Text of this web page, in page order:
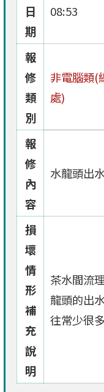
日
期
08:53
報
修
類
別
非電腦類(
處)
報
修
內
容
水龍頭出
損
壞
情
形
補
充
說
明
茶水間流
龍頭的出
往常少很